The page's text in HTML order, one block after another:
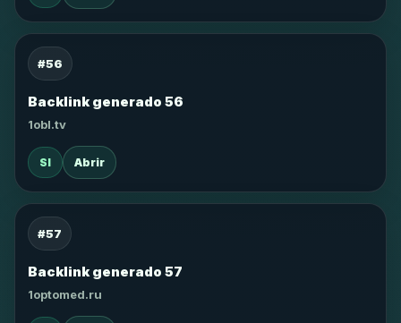
#56
Backlink generado 56
1obl.tv
SI Abrir
#57
Backlink generado 57
1optomed.ru